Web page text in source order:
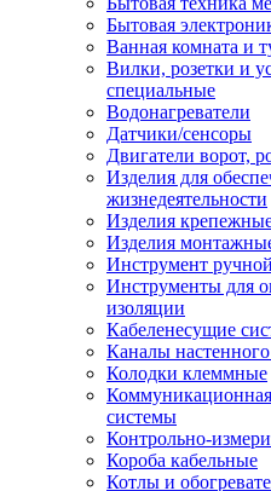
Бытовая
Ванная комната и
Вилки, розетки и
специальные
Водонагреватели
Датчики/сенсоры
Двигатели ворот,
Изделия для
жизнедеятельности
Изделия
Изделия
Инструмент ручной
Инструменты для
изоляции
Кабеленесущие
Каналы
Колодки клеммные
системы
Контрольно-
Короба кабельные
Котлы и